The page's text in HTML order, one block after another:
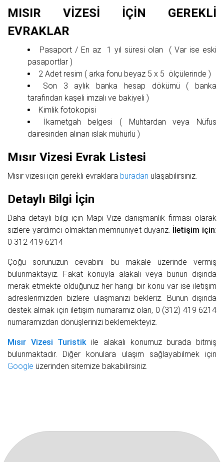
MISIR VİZESİ İÇİN GEREKLİ
EVRAKLAR
Pasaport / En az 1 yıl süresi olan ( Var ise eski
pasaportlar )
2 Adet resim ( arka fonu beyaz 5 x 5 ölçülerinde )
Son 3 aylık banka hesap dökümü ( banka
tarafından kaşeli imzalı ve bakiyeli )
Kimlik fotokopisi
İkametgah belgesi ( Muhtardan veya Nüfus
dairesinden alınan ıslak mühürlü )
Mısır Vizesi Evrak Listesi
Mısır vizesi için gerekli evraklara buradan ulaşabilirsiniz.
Detaylı Bilgi İçin
Daha detaylı bilgi için Mapi Vize danışmanlık firması olarak
sizlere yardımcı olmaktan memnuniyet duyarız. İletişim için:
0 312 419 6214
Çoğu sorunuzun cevabını bu makale üzerinde vermiş
bulunmaktayız. Fakat konuyla alakalı veya bunun dışında
merak etmekte olduğunuz her hangi bir konu var ise iletişim
adreslerimizden bizlere ulaşmanızı bekleriz. Bunun dışında
destek almak için iletişim numaramız olan, 0 (312) 419 6214
numaramızdan dönüşlerinizi beklemekteyiz.
Mısır Vizesi Turistik ile alakalı konumuz burada bitmiş
bulunmaktadır. Diğer konulara ulaşım sağlayabilmek için
Google üzerinden sitemize bakabilirsiniz.